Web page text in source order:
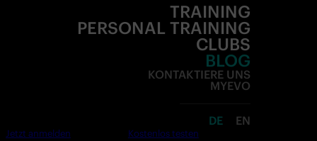
TRAINING
PERSONAL TRAINING
CLUBS
BLOG
KONTAKTIERE UNS
MYEVO
DE EN
Jetzt anmelden Kostenlos testen